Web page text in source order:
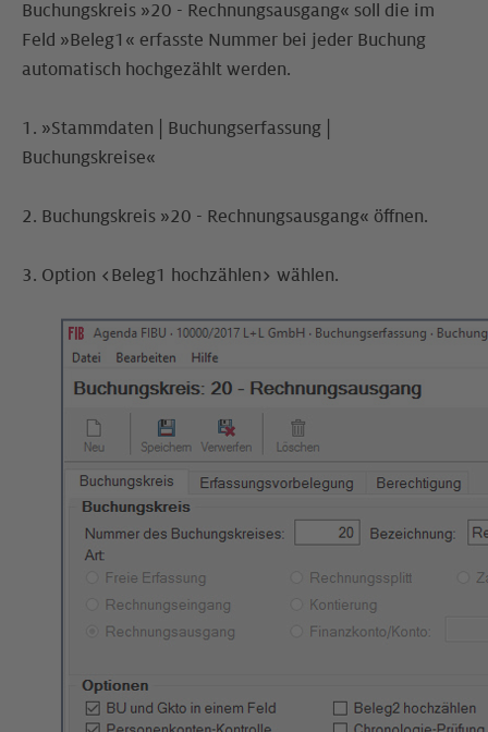
Buchungskreis »20 - Rechnungsausgang« soll die im
Feld »Beleg1« erfasste Nummer bei jeder Buchung
automatisch hochgezählt werden.
1. »Stammdaten | Buchungserfassung |
Buchungskreise«
2. Buchungskreis »20 - Rechnungsausgang« öffnen.
3. Option <Beleg1 hochzählen> wählen.